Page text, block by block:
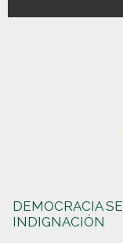
DEMOCRACIA
INDIGNACIÓN